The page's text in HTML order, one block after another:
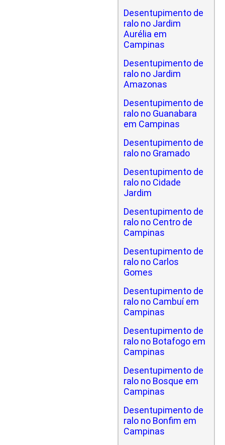
Desentupimento de
ralo no Jardim
Aurélia em
Campinas
Desentupimento de
ralo no Jardim
Amazonas
Desentupimento de
ralo no Guanabara
em Campinas
Desentupimento de
ralo no Gramado
Desentupimento de
ralo no Cidade
Jardim
Desentupimento de
ralo no Centro de
Campinas
Desentupimento de
ralo no Carlos
Gomes
Desentupimento de
ralo no Cambuí em
Campinas
Desentupimento de
ralo no Botafogo em
Campinas
Desentupimento de
ralo no Bosque em
Campinas
Desentupimento de
ralo no Bonfim em
Campinas